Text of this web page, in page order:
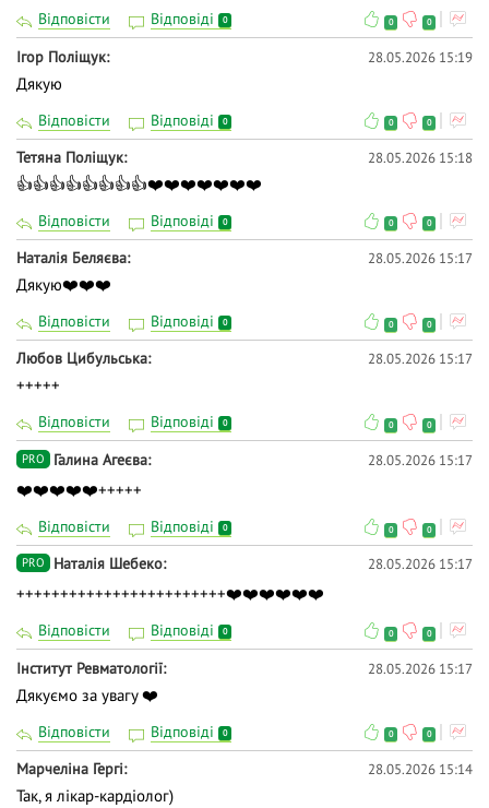
Відповісти Відповіді 0 0 0
Ігор Поліщук 28.05.2026 15:19
Дякую
Відповісти Відповіді 0 0 0
Тетяна Поліщук 28.05.2026 15:18
👍👍👍👍👍👍👍👍❤️❤️❤️❤️❤️❤️❤️
Відповісти Відповіді 0 0 0
Наталія Беляєва 28.05.2026 15:17
Дякую❤️❤️❤️
Відповісти Відповіді 0 0 0
Любов Цибульська 28.05.2026 15:17
+++++
Відповісти Відповіді 0 0 0
PRO Галина Агеєва 28.05.2026 15:17
❤️❤️❤️❤️❤️+++++
Відповісти Відповіді 0 0 0
PRO Наталія Шебеко 28.05.2026 15:17
++++++++++++++++++++++++❤️❤️❤️❤️❤️❤️
Відповісти Відповіді 0 0 0
Iнститут Ревматології 28.05.2026 15:17
Дякуємо за увагу ❤️
Відповісти Відповіді 0 0 0
Марчеліна Гергі 28.05.2026 15:14
Так, я лікар-кардіолог)